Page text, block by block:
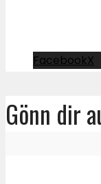
FacebookX
Gönn dir